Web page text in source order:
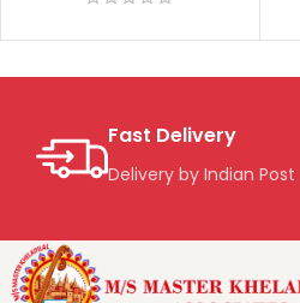
Fast Delivery
Delivery by Indian Post